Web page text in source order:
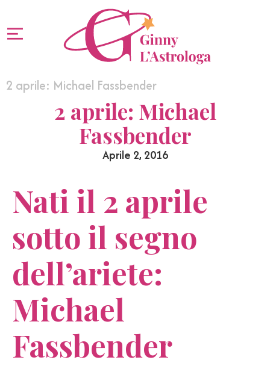
2 aprile: Michael Fassbender
2 aprile: Michael
Fassbender
Aprile 2, 2016
Nati il 2 aprile
sotto il segno
dell’ariete:
Michael
Fassbender